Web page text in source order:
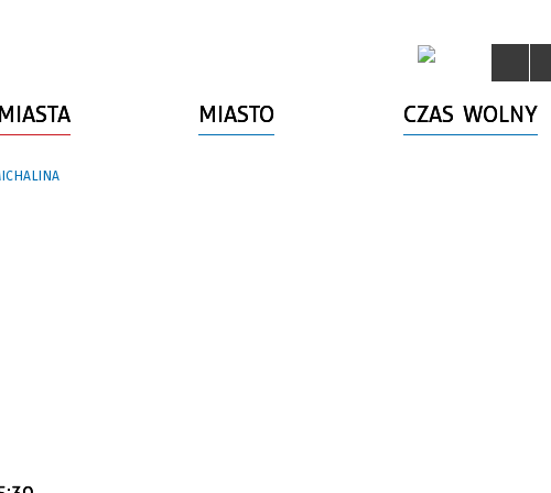
MIASTO CZAS WOLNY